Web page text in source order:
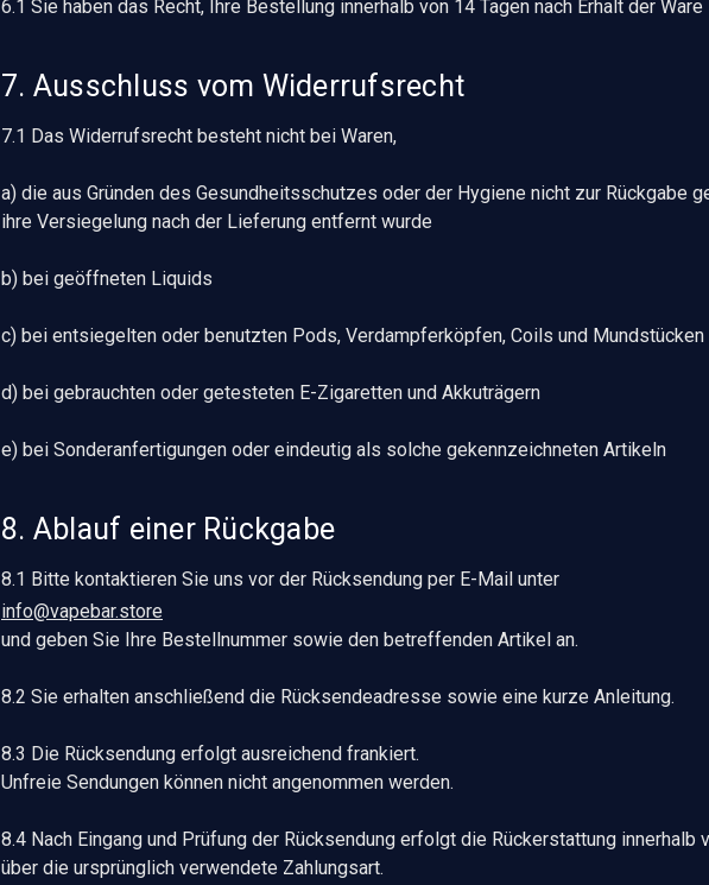
6.1 Sie haben das Recht, Ihre Bestellung innerhalb von 14 Tagen nach Erhalt der
7. Ausschluss vom Widerrufsrecht
7.1 Das Widerrufsrecht besteht nicht bei Waren,
a) die aus Gründen des Gesundheitsschutzes oder der Hygiene nicht zur Rückgabe
ihre Versiegelung nach der Lieferung entfernt wurde
b) bei geöffneten Liquids
c) bei entsiegelten oder benutzten Pods, Verdampferköpfen, Coils und Mundstücken
d) bei gebrauchten oder getesteten E-Zigaretten und Akkuträgern
e) bei Sonderanfertigungen oder eindeutig als solche gekennzeichneten Artikeln
8. Ablauf einer Rückgabe
8.1 Bitte kontaktieren Sie uns vor der Rücksendung per E-Mail unter
info@vapebar.store
und geben Sie Ihre Bestellnummer sowie den betreffenden Artikel an.
8.2 Sie erhalten anschließend die Rücksendeadresse sowie eine kurze Anleitung.
8.3 Die Rücksendung erfolgt ausreichend frankiert.
Unfreie Sendungen können nicht angenommen werden.
8.4 Nach Eingang und Prüfung der Rücksendung erfolgt die Rückerstattung innerhalb
über die ursprünglich verwendete Zahlungsart.